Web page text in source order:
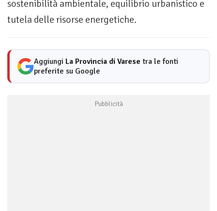
sostenibilità ambientale, equilibrio urbanistico e
tutela delle risorse energetiche.
Aggiungi La Provincia di Varese tra le fonti
preferite su Google